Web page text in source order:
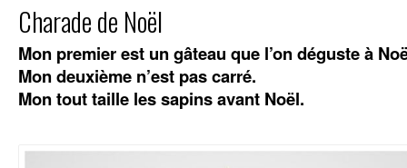
Charade de Noël
Mon premier est un gâteau que l’on déguste à
Mon deuxième n’est pas carré.
Mon tout taille les sapins avant Noël.